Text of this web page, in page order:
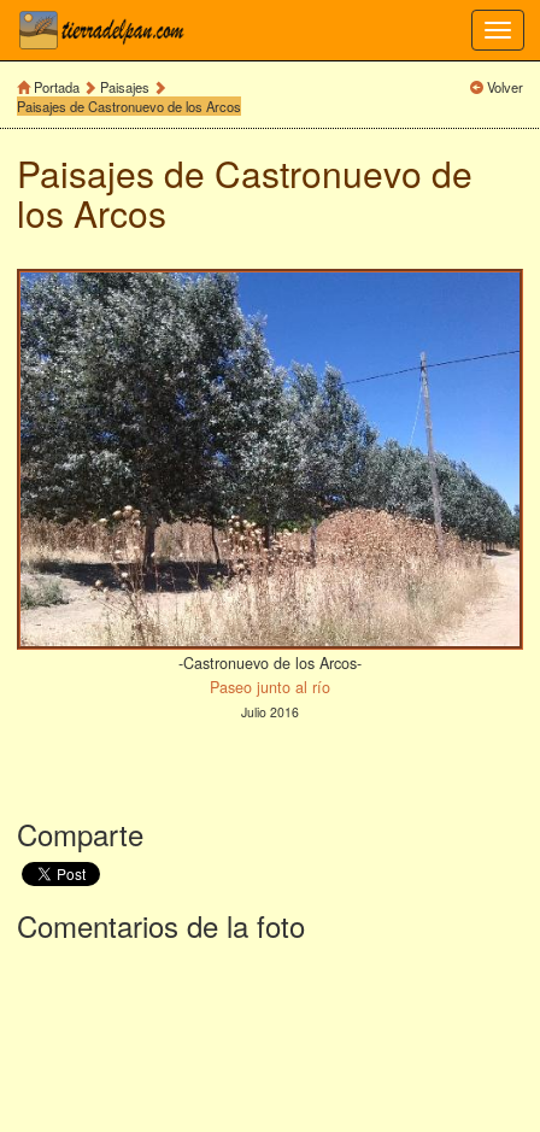
Portada
Paisajes
Paisajes de Castronuevo de los Arcos
Volver
Paisajes de Castronuevo de
los Arcos
-Castronuevo de los Arcos-
Paseo junto al río
Julio 2016
Comparte
Comentarios de la foto